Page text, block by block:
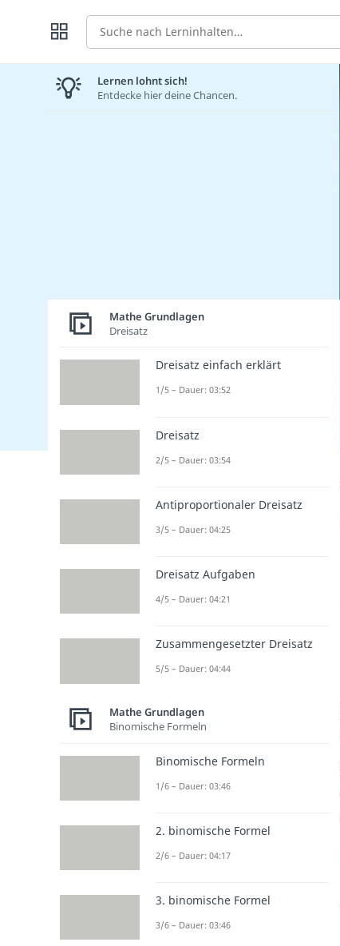
Suche
Lernen lohnt sich!
Entdecke hier deine Chancen.
Mathe Grundlagen
Dreisatz
Dreisatz einfach erklärt
1/5 – Dauer: 03:52
Dreisatz
2/5 – Dauer: 03:54
Antiproportionaler Dreisatz
3/5 – Dauer: 04:25
Dreisatz Aufgaben
4/5 – Dauer: 04:21
Zusammengesetzter Dreisatz
5/5 – Dauer: 04:44
Mathe Grundlagen
Binomische Formeln
Binomische Formeln
1/6 – Dauer: 03:46
2. binomische Formel
2/6 – Dauer: 04:17
3. binomische Formel
3/6 – Dauer: 03:46